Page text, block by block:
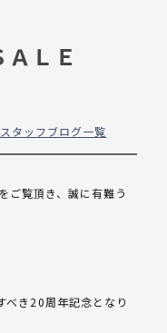
ＬＥ
スタッフブログ一覧
ご覧頂き、誠に有難う
べき20周年記念となり